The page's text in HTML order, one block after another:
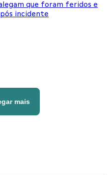
que foram feridos e
incidente
mais